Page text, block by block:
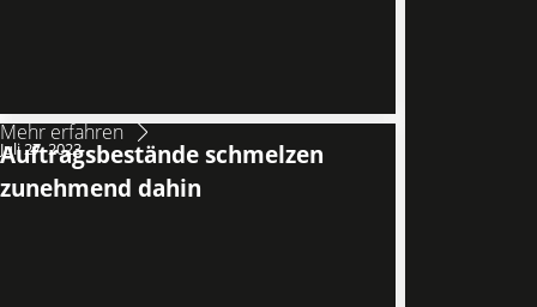
Mehr erfahren
Juli 27, 2023
Auftragsbestände schmelzen
zunehmend dahin